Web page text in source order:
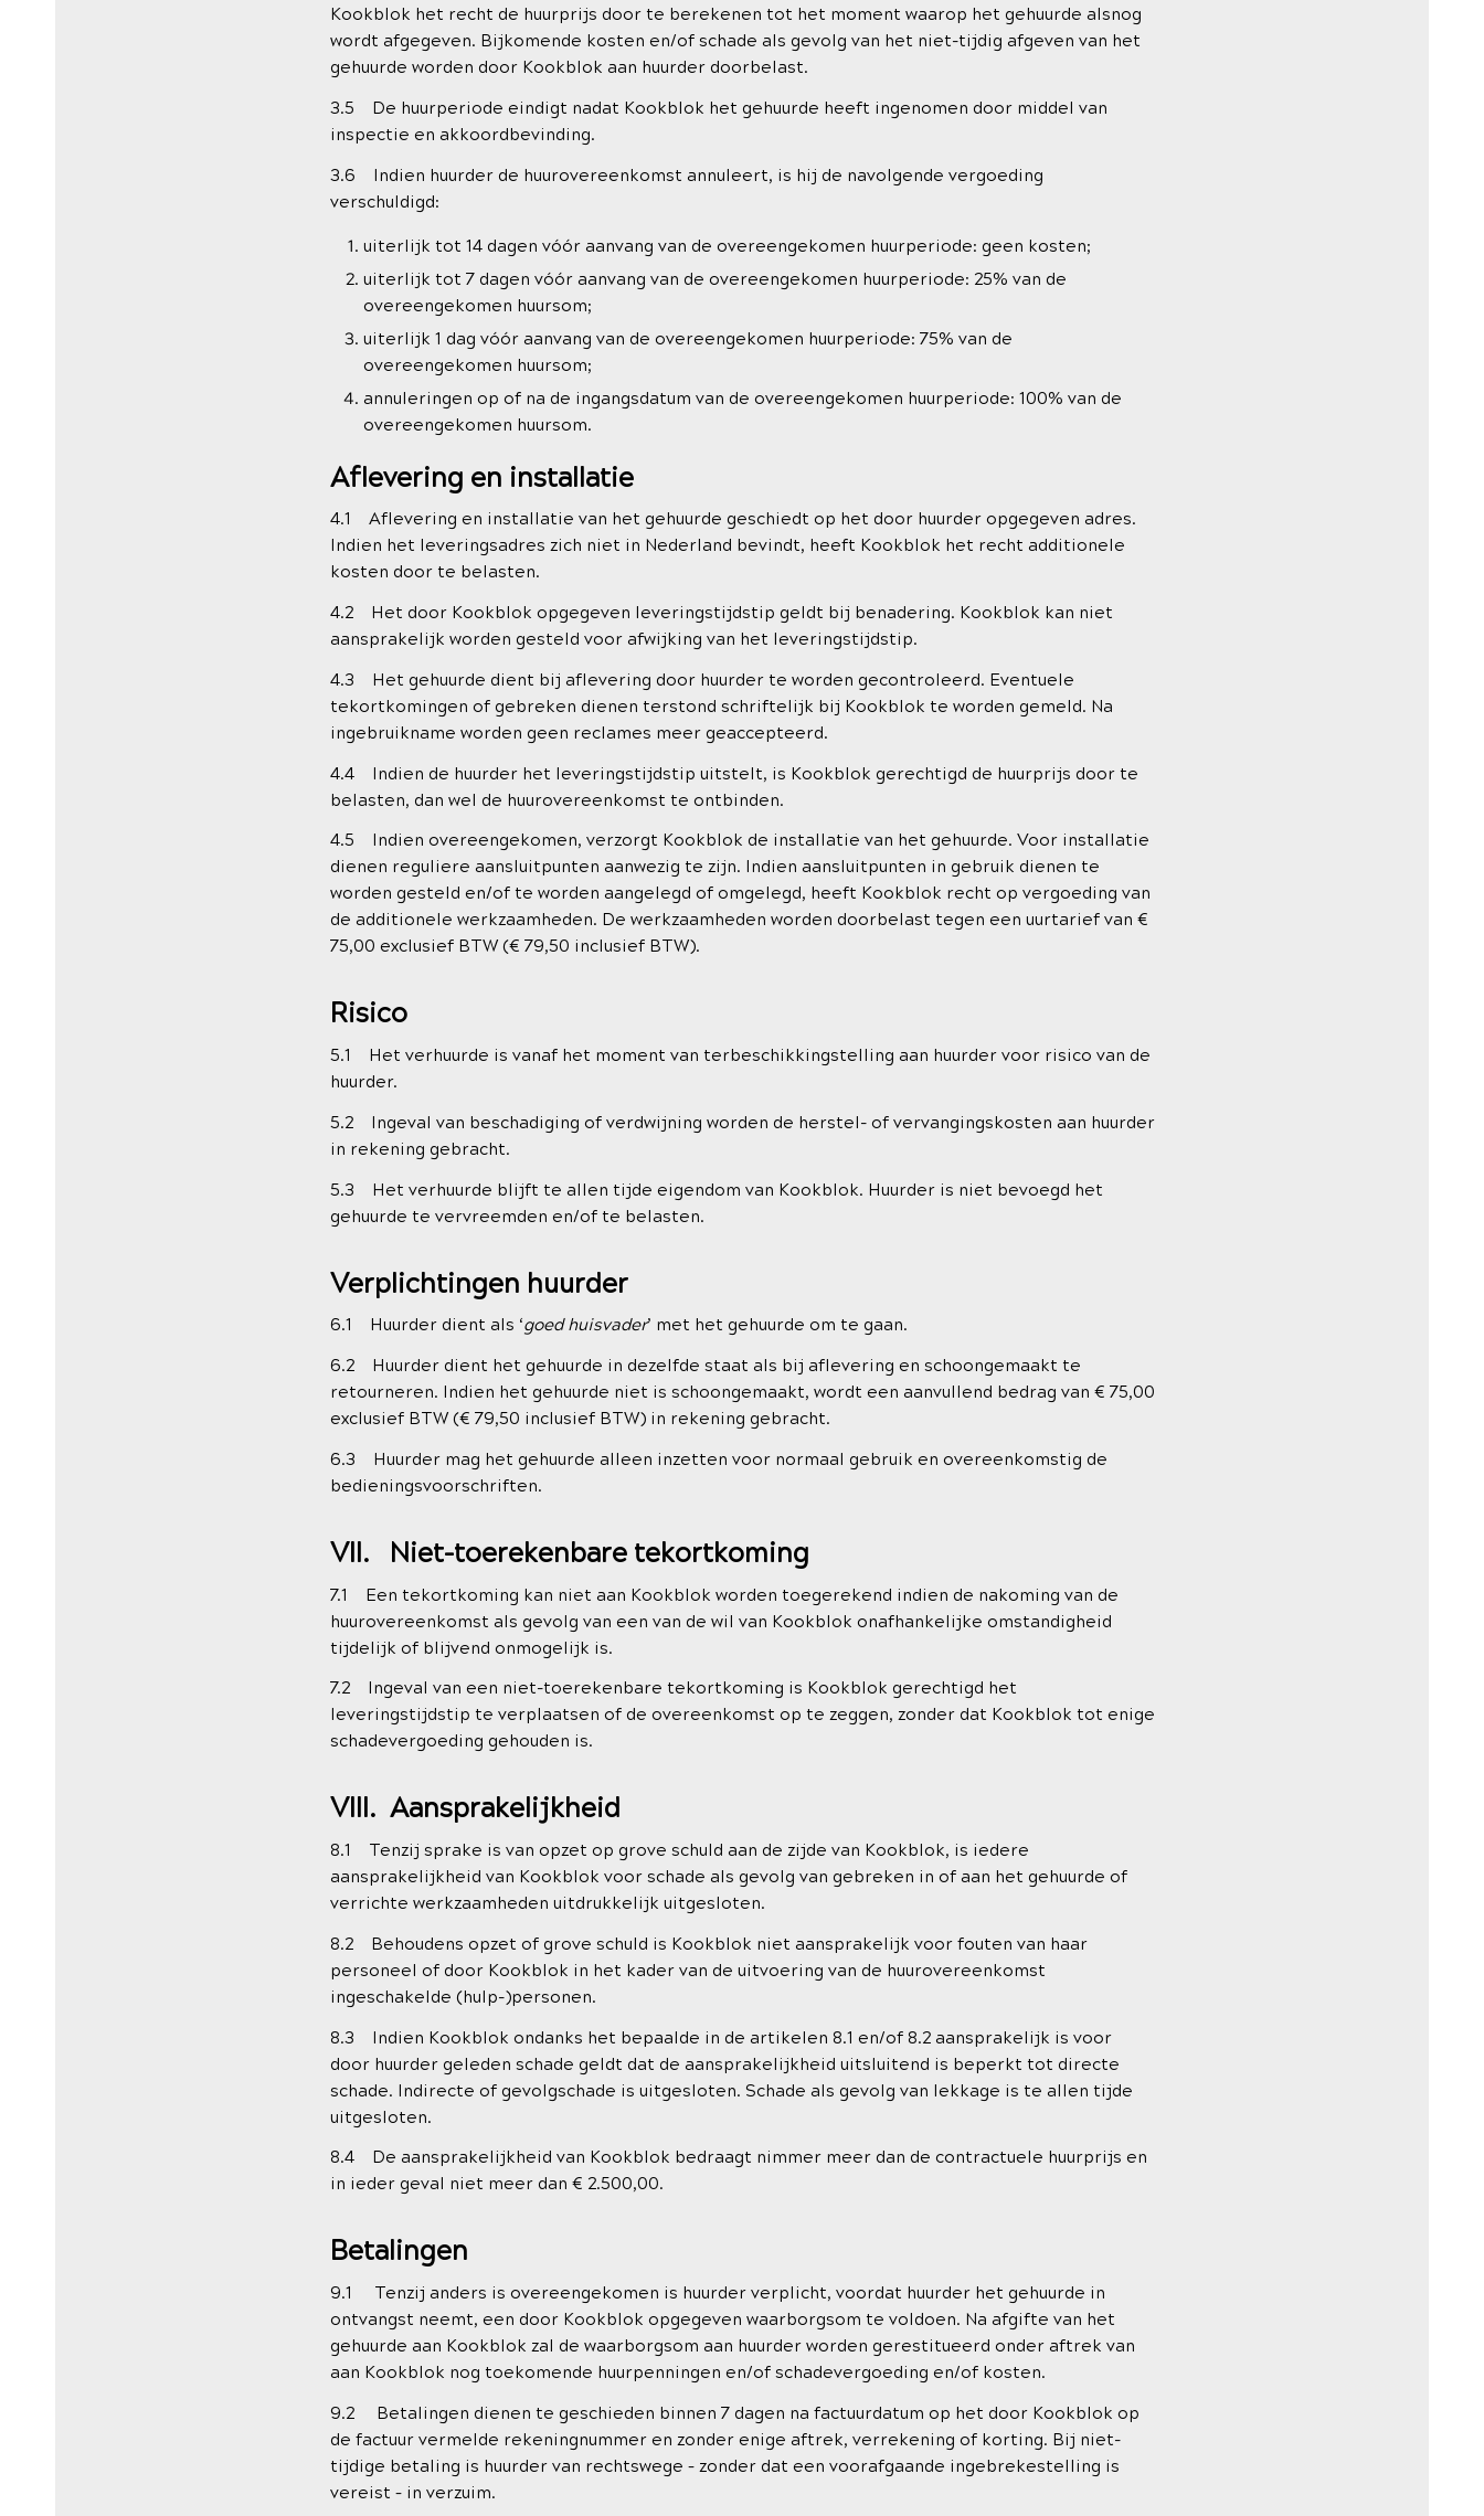
Kookblok het recht de huurprijs door te berekenen tot het moment waarop het gehuurde alsnog
wordt afgegeven. Bijkomende kosten en/of schade als gevolg van het niet-tijdig afgeven van het
gehuurde worden door Kookblok aan huurder doorbelast.
3.5 De huurperiode eindigt nadat Kookblok het gehuurde heeft ingenomen door middel van
inspectie en akkoordbevinding.
3.6 Indien huurder de huurovereenkomst annuleert, is hij de navolgende vergoeding
verschuldigd:
uiterlijk tot 14 dagen vóór aanvang van de overeengekomen huurperiode: geen kosten;
uiterlijk tot 7 dagen vóór aanvang van de overeengekomen huurperiode: 25% van de
overeengekomen huursom;
uiterlijk 1 dag vóór aanvang van de overeengekomen huurperiode: 75% van de
overeengekomen huursom;
annuleringen op of na de ingangsdatum van de overeengekomen huurperiode: 100% van de
overeengekomen huursom.
Aflevering en installatie
4.1 Aflevering en installatie van het gehuurde geschiedt op het door huurder opgegeven adres.
Indien het leveringsadres zich niet in Nederland bevindt, heeft Kookblok het recht additionele
kosten door te belasten.
4.2 Het door Kookblok opgegeven leveringstijdstip geldt bij benadering. Kookblok kan niet
aansprakelijk worden gesteld voor afwijking van het leveringstijdstip.
4.3 Het gehuurde dient bij aflevering door huurder te worden gecontroleerd. Eventuele
tekortkomingen of gebreken dienen terstond schriftelijk bij Kookblok te worden gemeld. Na
ingebruikname worden geen reclames meer geaccepteerd.
4.4 Indien de huurder het leveringstijdstip uitstelt, is Kookblok gerechtigd de huurprijs door te
belasten, dan wel de huurovereenkomst te ontbinden.
4.5 Indien overeengekomen, verzorgt Kookblok de installatie van het gehuurde. Voor installatie
dienen reguliere aansluitpunten aanwezig te zijn. Indien aansluitpunten in gebruik dienen te
worden gesteld en/of te worden aangelegd of omgelegd, heeft Kookblok recht op vergoeding van
de additionele werkzaamheden. De werkzaamheden worden doorbelast tegen een uurtarief van €
75,00 exclusief BTW (€ 79,50 inclusief BTW).
Risico
5.1 Het verhuurde is vanaf het moment van terbeschikkingstelling aan huurder voor risico van de
huurder.
5.2 Ingeval van beschadiging of verdwijning worden de herstel- of vervangingskosten aan huurder
in rekening gebracht.
5.3 Het verhuurde blijft te allen tijde eigendom van Kookblok. Huurder is niet bevoegd het
gehuurde te vervreemden en/of te belasten.
Verplichtingen huurder
6.1 Huurder dient als ‘goed huisvader’ met het gehuurde om te gaan.
6.2 Huurder dient het gehuurde in dezelfde staat als bij aflevering en schoongemaakt te
retourneren. Indien het gehuurde niet is schoongemaakt, wordt een aanvullend bedrag van € 75,00
exclusief BTW (€ 79,50 inclusief BTW) in rekening gebracht.
6.3 Huurder mag het gehuurde alleen inzetten voor normaal gebruik en overeenkomstig de
bedieningsvoorschriften.
VII. Niet-toerekenbare tekortkoming
7.1 Een tekortkoming kan niet aan Kookblok worden toegerekend indien de nakoming van de
huurovereenkomst als gevolg van een van de wil van Kookblok onafhankelijke omstandigheid
tijdelijk of blijvend onmogelijk is.
7.2 Ingeval van een niet-toerekenbare tekortkoming is Kookblok gerechtigd het
leveringstijdstip te verplaatsen of de overeenkomst op te zeggen, zonder dat Kookblok tot enige
schadevergoeding gehouden is.
VIII. Aansprakelijkheid
8.1 Tenzij sprake is van opzet op grove schuld aan de zijde van Kookblok, is iedere
aansprakelijkheid van Kookblok voor schade als gevolg van gebreken in of aan het gehuurde of
verrichte werkzaamheden uitdrukkelijk uitgesloten.
8.2 Behoudens opzet of grove schuld is Kookblok niet aansprakelijk voor fouten van haar
personeel of door Kookblok in het kader van de uitvoering van de huurovereenkomst
ingeschakelde (hulp-)personen.
8.3 Indien Kookblok ondanks het bepaalde in de artikelen 8.1 en/of 8.2 aansprakelijk is voor
door huurder geleden schade geldt dat de aansprakelijkheid uitsluitend is beperkt tot directe
schade. Indirecte of gevolgschade is uitgesloten. Schade als gevolg van lekkage is te allen tijde
uitgesloten.
8.4 De aansprakelijkheid van Kookblok bedraagt nimmer meer dan de contractuele huurprijs en
in ieder geval niet meer dan € 2.500,00.
Betalingen
9.1 Tenzij anders is overeengekomen is huurder verplicht, voordat huurder het gehuurde in
ontvangst neemt, een door Kookblok opgegeven waarborgsom te voldoen. Na afgifte van het
gehuurde aan Kookblok zal de waarborgsom aan huurder worden gerestitueerd onder aftrek van
aan Kookblok nog toekomende huurpenningen en/of schadevergoeding en/of kosten.
9.2 Betalingen dienen te geschieden binnen 7 dagen na factuurdatum op het door Kookblok op
de factuur vermelde rekeningnummer en zonder enige aftrek, verrekening of korting. Bij niet-
tijdige betaling is huurder van rechtswege – zonder dat een voorafgaande ingebrekestelling is
vereist – in verzuim.